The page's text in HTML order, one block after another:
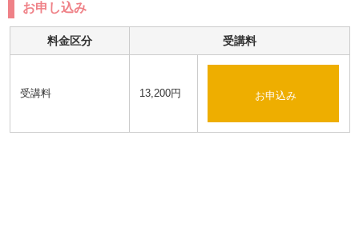
お申し込み
料金区分 受講料
受講料 13,200円 お申込み